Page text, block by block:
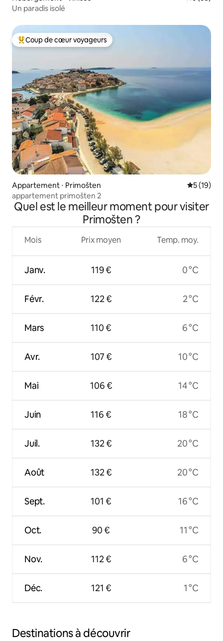
Un paradis isolé
Coups de cœur voyageurs les plus appréciés
Coup de cœur voyageurs
Appartement ⋅ Primošten
5 (19)
appartement primošten 2
Quel est le meilleur moment pour visiter
Primošten ?
Mois
Janv.
Févr.
Mars
Avr.
Mai
Juin
Juil.
Août
Sept.
Oct.
Nov.
Déc.
Prix moyen
119 €
122 €
110 €
107 €
106 €
116 €
132 €
132 €
101 €
90 €
112 €
121 €
Temp. moy.
0 °C
2 °C
6 °C
10 °C
14 °C
18 °C
20 °C
20 °C
16 °C
11 °C
6 °C
1 °C
Destinations à découvrir